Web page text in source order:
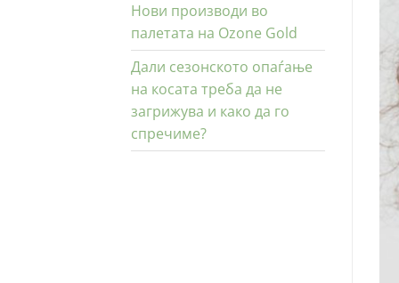
Нови производи во
палетата на Ozone Gold
Дали сезонското опаѓање
на косата треба да не
загрижува и како да го
спречиме?